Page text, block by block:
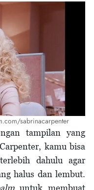
sabrinacarpenter
tampilan yang
kamu bisa
dahulu agar
halus dan lembut.
untuk membuat